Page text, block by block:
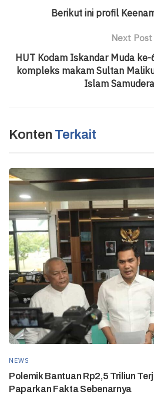
Berikut ini profil
Next Post
HUT Kodam Iskandar Muda
kompleks makam Sultan
Islam
Konten Terkait
NEWS
Polemik Bantuan Rp2,5 Triliun
Paparkan Fakta Sebenarnya